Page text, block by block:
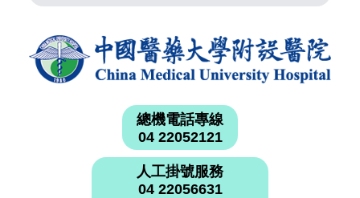
總機電話專線
04 22052121
人工掛號服務
04 22056631